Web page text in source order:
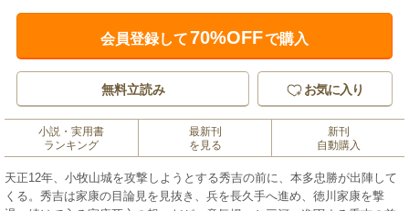
会員登録して70%OFFで購入
無料立読み お気に入り
小説・実用書
ランキング
最新刊
を見る
新刊
自動購入
天正12年、小牧山城を攻撃しようとする秀吉の前に、本多忠勝が出陣して
くる。秀吉は家康の目論見を見抜き、兵を長久手へ進め、徳川家康を撃